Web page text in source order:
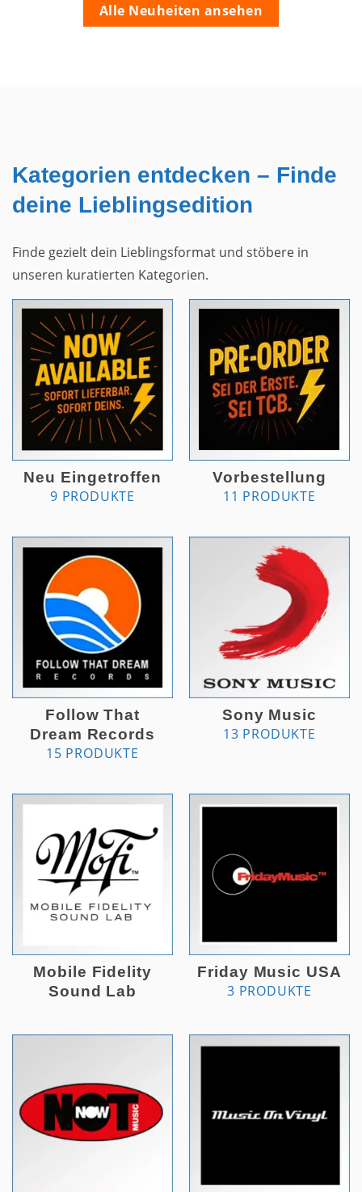
Alle Neuheiten ansehen
Kategorien entdecken – Finde
deine Lieblingsedition
Finde gezielt dein Lieblingsformat und stöbere in
unseren kuratierten Kategorien.
Neu Eingetroffen
9 PRODUKTE
Vorbestellung
11 PRODUKTE
Follow That
Dream Records
15 PRODUKTE
Sony Music
13 PRODUKTE
Mobile Fidelity
Sound Lab
Friday Music USA
3 PRODUKTE